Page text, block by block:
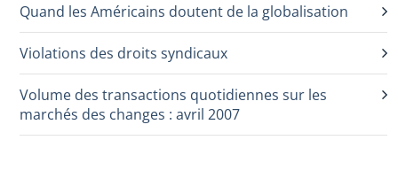
Quand les Américains doutent de la globalisation
Violations des droits syndicaux
Volume des transactions quotidiennes sur les
marchés des changes : avril 2007